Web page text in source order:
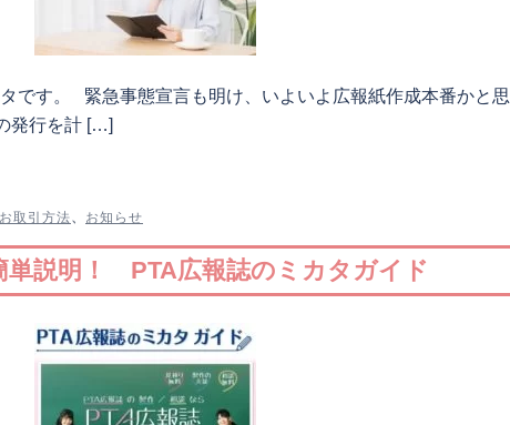
です。 緊急事態宣言も明け、いよいよ広報紙作成本番かと思
発行を計 […]
お取引方法、 お知らせ
単説明！ PTA広報誌のミカタガイド